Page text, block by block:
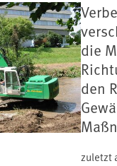
die
den
zuletzt